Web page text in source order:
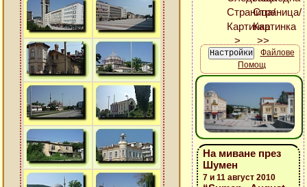
Файлове
Помощ
На миване през
Шумен
7 и 11 август 2010